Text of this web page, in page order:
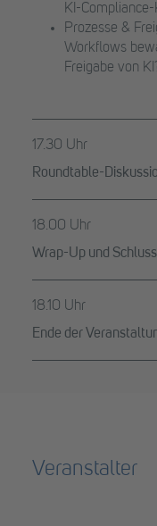
KI-
Prozesse &
Workflows
Freigabe von
17.30 Uhr
Roundtable-
18.00 Uhr
Wrap-Up und
18.10 Uhr
Ende der
Veranstalter